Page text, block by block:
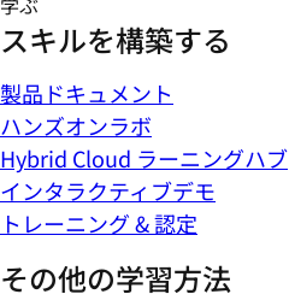
スキルを構築する
製品ドキュメント
ハンズオンラボ
Hybrid Cloud ラーニングハブ
インタラクティブデモ
トレーニング & 認定
その他の学習方法